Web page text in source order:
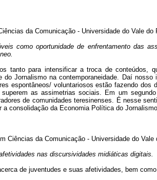
da Comunicação - Universidade do Vale do
como oportunidade de enfrentamento das
tanto para intensificar a troca de conteúdos,
Jornalismo na contemporaneidade. Daí
espontâneos/ voluntariosos estão fazendo
as assimetrias sociais. Em um
de comunidades teresinenses. É nesse
consolidação da Economia Política do
Ciências da Comunicação - Universidade do Vale
nas discursividades midiáticas digitais.
de juventudes e suas afetividades, bem